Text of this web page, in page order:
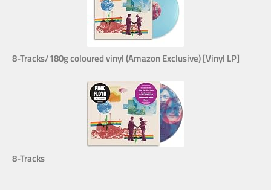
8-Tracks/180g coloured vinyl (Amazon Exclusive) [Vinyl LP]
8-Tracks